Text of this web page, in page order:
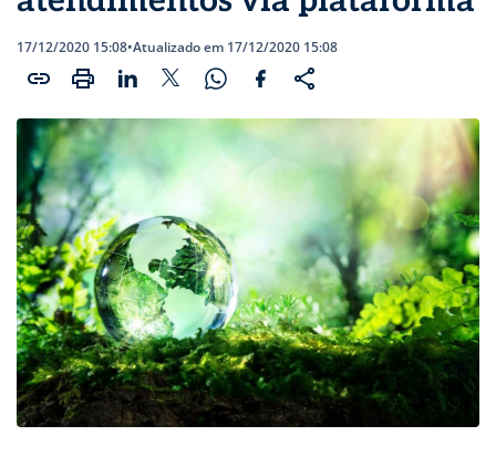
17/12/2020 15:08•Atualizado em 17/12/2020 15:08